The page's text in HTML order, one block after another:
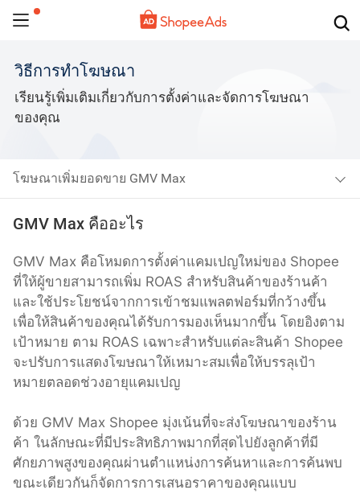
วิธีการทำโฆษณา
เรียนรู้เพิ่มเติมเกี่ยวกับการตั้งค่าและจัดการโฆษณา
ของคุณ
โฆษณาเพิ่มยอดขาย GMV Max
GMV Max คืออะไร
GMV Max คือโหมดการตั้งค่าแคมเปญใหม่ของ Shopee
ที่ให้ผู้ขายสามารถเพิ่ม ROAS สำหรับสินค้าของร้านค้า
และใช้ประโยชน์จากการเข้าชมแพลตฟอร์มที่กว้างขึ้น
เพื่อให้สินค้าของคุณได้รับการมองเห็นมากขึ้น โดยอิงตาม
เป้าหมาย ตาม ROAS เฉพาะสำหรับแต่ละสินค้า Shopee
จะปรับการแสดงโฆษณาให้เหมาะสมเพื่อให้บรรลุเป้า
หมายตลอดช่วงอายุแคมเปญ
ด้วย GMV Max Shopee มุ่งเน้นที่จะส่งโฆษณาของร้าน
ค้า ในลักษณะที่มีประสิทธิภาพมากที่สุดไปยังลูกค้าที่มี
ศักยภาพสูงของคุณผ่านตำแหน่งการค้นหาและการค้นพบ
ขณะเดียวกันก็จัดการการเสนอราคาของคุณแบบ